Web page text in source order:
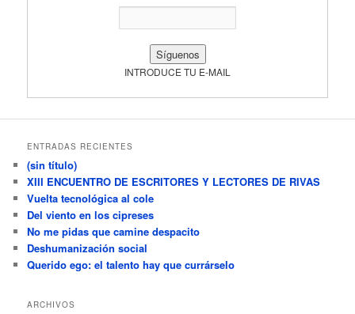
INTRODUCE TU E-MAIL
ENTRADAS RECIENTES
(sin título)
XIII ENCUENTRO DE ESCRITORES Y LECTORES DE RIVAS
Vuelta tecnológica al cole
Del viento en los cipreses
No me pidas que camine despacito
Deshumanización social
Querido ego: el talento hay que currárselo
ARCHIVOS